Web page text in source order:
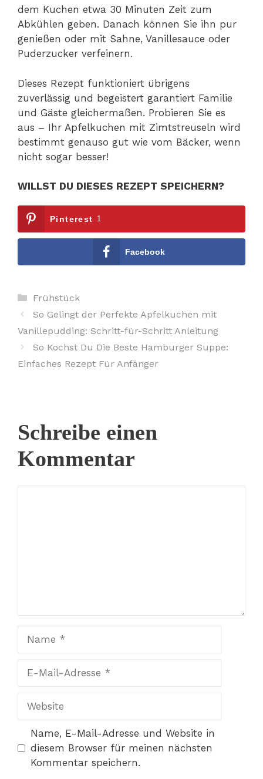
dem Kuchen etwa 30 Minuten Zeit zum
Abkühlen geben. Danach können Sie ihn pur
genießen oder mit Sahne, Vanillesauce oder
Puderzucker verfeinern.
Dieses Rezept funktioniert übrigens
zuverlässig und begeistert garantiert Familie
und Gäste gleichermaßen. Probieren Sie es
aus – Ihr Apfelkuchen mit Zimtstreuseln wird
bestimmt genauso gut wie vom Bäcker, wenn
nicht sogar besser!
WILLST DU DIESES REZEPT SPEICHERN?
Pinterest 1
Facebook
Kategorien
Frühstück
So Gelingt der Perfekte Apfelkuchen mit
Vanillepudding: Schritt-für-Schritt Anleitung
So Kochst Du Die Beste Hamburger Suppe:
Einfaches Rezept Für Anfänger
Schreibe einen
Kommentar
Website
Name, E-Mail-Adresse und Website in
diesem Browser für meinen nächsten
Kommentar speichern.